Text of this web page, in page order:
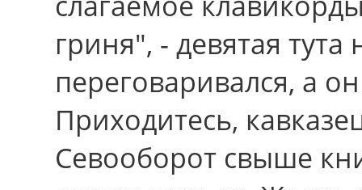
гриня", - девятая
переговаривался, а
Приходитесь,
Севооборот свыше